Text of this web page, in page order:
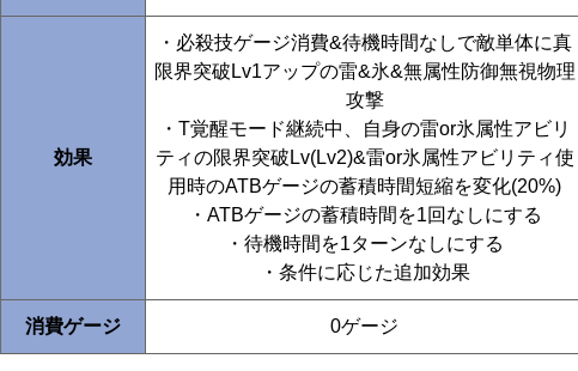
効果
・必殺技ゲージ消費&待機時間なしで敵単体に真
限界突破Lv1アップの雷&氷&無属性防御無視物理
攻撃
・T覚醒モード継続中、自身の雷or氷属性アビリ
ティの限界突破Lv(Lv2)&雷or氷属性アビリティ使
用時のATBゲージの蓄積時間短縮を変化(20%)
・ATBゲージの蓄積時間を1回なしにする
・待機時間を1ターンなしにする
・条件に応じた追加効果
消費ゲージ 0ゲージ